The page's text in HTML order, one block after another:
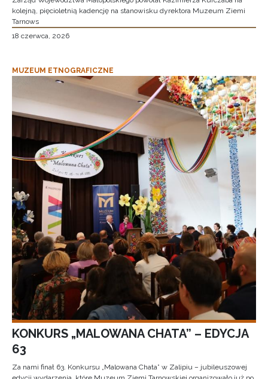
kolejną, pięcioletnią kadencję na stanowisku dyrektora Muzeum Ziemi
Tarnows
18 czerwca, 2026
MUZEUM ETNOGRAFICZNE
KONKURS „MALOWANA CHATA” – EDYCJA
63
Za nami finał 63. Konkursu „Malowana Chata” w Zalipiu – jubileuszowej